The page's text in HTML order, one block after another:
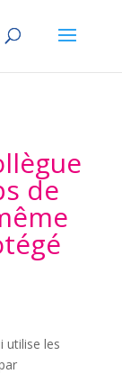
de
utilise les